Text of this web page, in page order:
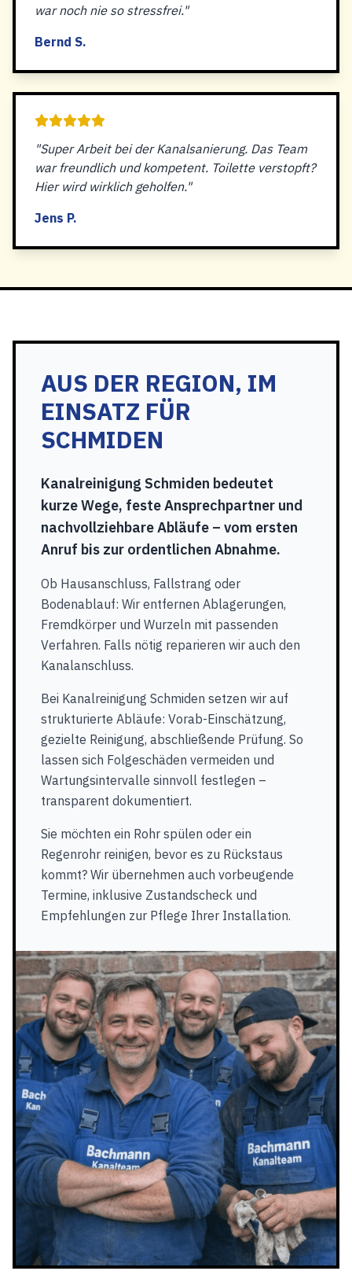
war noch nie so stressfrei."
Bernd S.
"Super Arbeit bei der Kanalsanierung. Das Team
war freundlich und kompetent. Toilette verstopft?
Hier wird wirklich geholfen."
Jens P.
AUS DER REGION, IM
EINSATZ FÜR
SCHMIDEN
Kanalreinigung Schmiden bedeutet
kurze Wege, feste Ansprechpartner und
nachvollziehbare Abläufe – vom ersten
Anruf bis zur ordentlichen Abnahme.
Ob Hausanschluss, Fallstrang oder
Bodenablauf: Wir entfernen Ablagerungen,
Fremdkörper und Wurzeln mit passenden
Verfahren. Falls nötig reparieren wir auch den
Kanalanschluss.
Bei Kanalreinigung Schmiden setzen wir auf
strukturierte Abläufe: Vorab-Einschätzung,
gezielte Reinigung, abschließende Prüfung. So
lassen sich Folgeschäden vermeiden und
Wartungsintervalle sinnvoll festlegen –
transparent dokumentiert.
Sie möchten ein Rohr spülen oder ein
Regenrohr reinigen, bevor es zu Rückstaus
kommt? Wir übernehmen auch vorbeugende
Termine, inklusive Zustandscheck und
Empfehlungen zur Pflege Ihrer Installation.